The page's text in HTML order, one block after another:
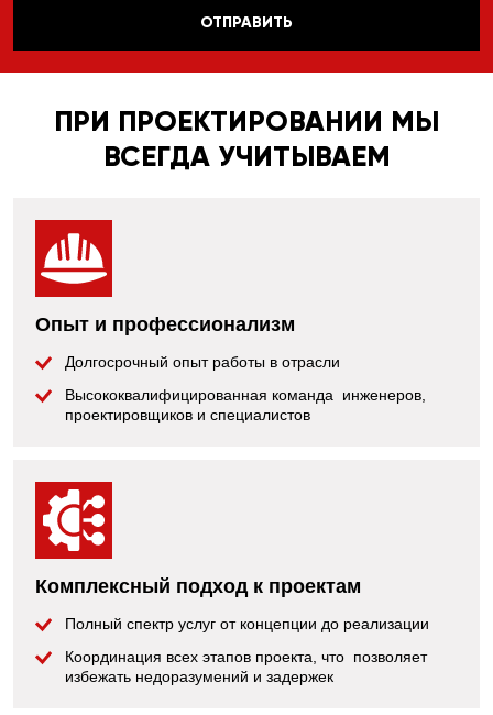
ОТПРАВИТЬ
ПРИ ПРОЕКТИРОВАНИИ МЫ
ВСЕГДА УЧИТЫВАЕМ
Опыт и профессионализм
Долгосрочный опыт работы в отрасли
Высококвалифицированная команда инженеров,
проектировщиков и специалистов
Комплексный подход к проектам
Полный спектр услуг от концепции до реализации
Координация всех этапов проекта, что позволяет
избежать недоразумений и задержек